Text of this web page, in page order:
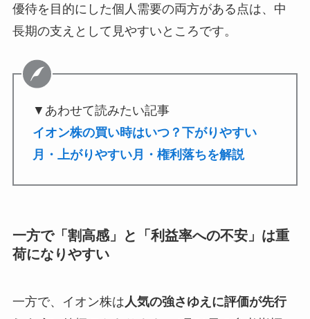
優待を目的にした個人需要の両方がある点は、中
長期の支えとして見やすいところです。
▼あわせて読みたい記事
イオン株の買い時はいつ？下がりやすい
月・上がりやすい月・権利落ちを解説
一方で「割高感」と「利益率への不安」は重
荷になりやすい
一方で、イオン株は人気の強さゆえに評価が先行